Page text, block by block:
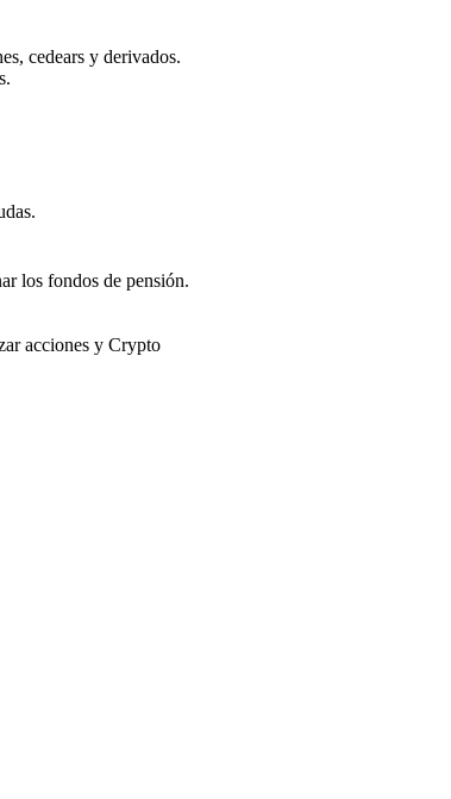
cedears y derivados.
los fondos de pensión.
acciones y Crypto